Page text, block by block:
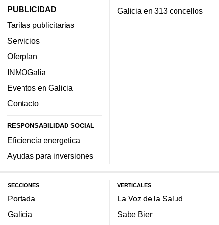
PUBLICIDAD
Tarifas publicitarias
Servicios
Oferplan
INMOGalia
Eventos en Galicia
Contacto
RESPONSABILIDAD SOCIAL
Eficiencia energética
Ayudas para inversiones
Galicia en 313 concellos
SECCIONES
Portada
Galicia
VERTICALES
La Voz de la Salud
Sabe Bien